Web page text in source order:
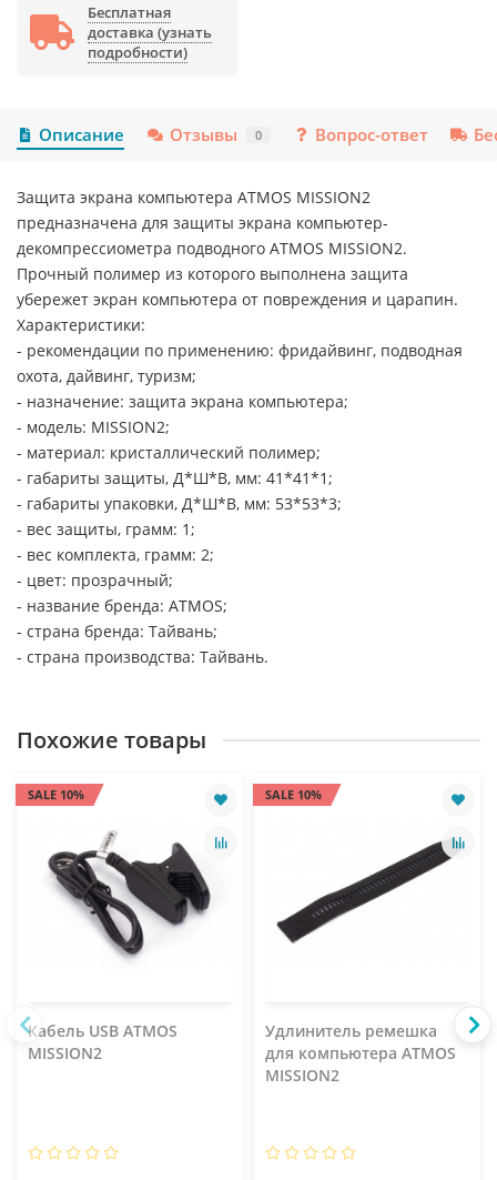
Бесплатная
доставка (узнать
подробности)
Описание Отзывы 0 Вопрос-ответ
Защита экрана компьютера ATMOS MISSION2
предназначена для защиты экрана компьютер-
декомпрессиометра подводного ATMOS MISSION2.
Прочный полимер из которого выполнена защита
убережет экран компьютера от повреждения и царапин.
Характеристики:
- рекомендации по применению: фридайвинг, подводная
охота, дайвинг, туризм;
- назначение: защита экрана компьютера;
- модель: MISSION2;
- материал: кристаллический полимер;
- габариты защиты, Д*Ш*В, мм: 41*41*1;
- габариты упаковки, Д*Ш*В, мм: 53*53*3;
- вес защиты, грамм: 1;
- вес комплекта, грамм: 2;
- цвет: прозрачный;
- название бренда: ATMOS;
- страна бренда: Тайвань;
- страна производства: Тайвань.
Похожие товары
SALE 10%
Кабель USB ATMOS
MISSION2
SALE 10%
Удлинитель ремешка
для компьютера ATMOS
MISSION2